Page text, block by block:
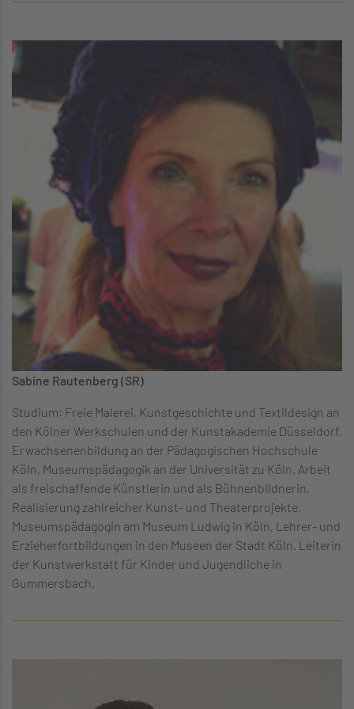
Sabine Rautenberg (SR)
Studium: Freie Malerei, Kunstgeschichte und Textildesign an
den Kölner Werkschulen und der Kunstakademie Düsseldorf.
Erwachsenenbildung an der Pädagogischen Hochschule
Köln, Museumspädagogik an der Universität zu Köln. Arbeit
als freischaffende Künstlerin und als Bühnenbildnerin,
Realisierung zahlreicher Kunst- und Theaterprojekte,
Museumspädagogin am Museum Ludwig in Köln, Lehrer- und
Erzieherfortbildungen in den Museen der Stadt Köln. Leiterin
der Kunstwerkstatt für Kinder und Jugendliche in
Gummersbach.